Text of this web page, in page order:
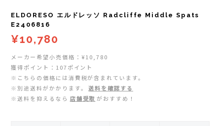
ストックポール
PUREPALA(ピュアパラ)
SAMURAI GEL(サムライジェル)
Shonai Special(ショウナイスペシャル)
DYNAFIT(ディナフィット)
FEELCAP(フィールキャップ)
ELDORESO エルドレッソ Radcliffe Middle Spats
E2406816
¥10,780
メーカー希望小売価格：¥10,780
獲得ポイント：107ポイント
※こちらの価格には消費税が含まれています。
※別途送料がかかります。
送料を確認する
※送料を抑えるなら 店舗受取 がおすすめ！